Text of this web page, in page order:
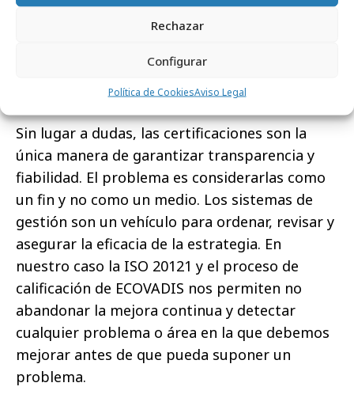
Rechazar
Configurar
Política de CookiesAviso Legal
Una última pregunta acerca de las
certificaciones, ¿crees que son cosa del
pasado o que siguen siendo necesarias para
decimos que estamos haciendo?
Sin lugar a dudas, las certificaciones son la
única manera de garantizar transparencia y
fiabilidad. El problema es considerarlas como
un fin y no como un medio. Los sistemas de
gestión son un vehículo para ordenar, revisar y
asegurar la eficacia de la estrategia. En
nuestro caso la ISO 20121 y el proceso de
calificación de ECOVADIS nos permiten no
abandonar la mejora continua y detectar
cualquier problema o área en la que debemos
mejorar antes de que pueda suponer un
problema.